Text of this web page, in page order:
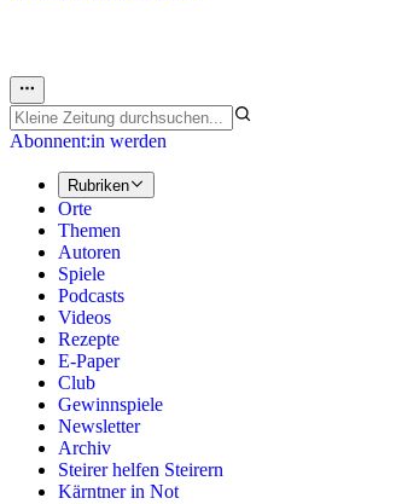
Abonnent:in werden
Rubriken
Orte
Themen
Autoren
Spiele
Podcasts
Videos
Rezepte
E-Paper
Club
Gewinnspiele
Newsletter
Archiv
Steirer helfen Steirern
Kärntner in Not